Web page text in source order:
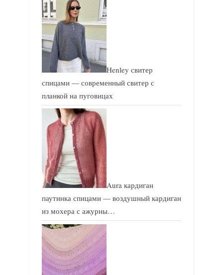
Henley свитер
спицами — современный свитер с
планкой на пуговицах
Aura кардиган
паутинка спицами — воздушный кардиган
из мохера с ажурны…